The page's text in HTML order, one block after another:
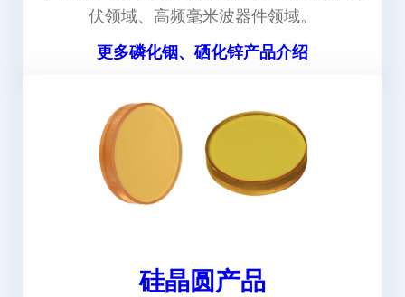
伏领域、高频毫米波器件领域。
更多磷化铟、硒化锌产品介绍
硅晶圆产品